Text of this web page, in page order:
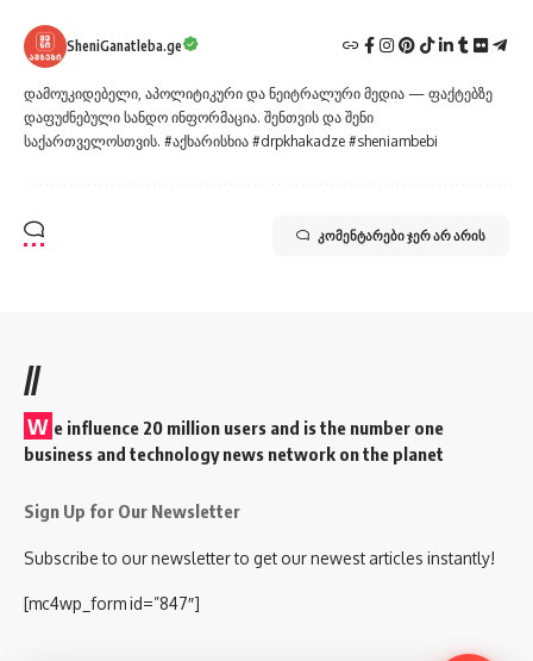
SheniGanatleba.ge
დამოუკიდებელი, აპოლიტიკური და ნეიტრალური მედია — ფაქტებზე
დაფუძნებული სანდო ინფორმაცია. შენთვის და შენი
საქართველოსთვის. #აქხარისხია #drpkhakadze #sheniambebi
კომენტარები ჯერ არ არის
//
W e influence 20 million users and is the number one
business and technology news network on the planet
Sign Up for Our Newsletter
Subscribe to our newsletter to get our newest articles instantly!
[mc4wp_form id=”847″]